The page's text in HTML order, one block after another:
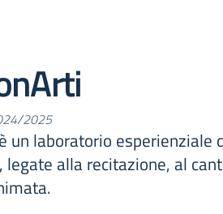
2025
un laboratorio esperienziale
alla recitazione, al